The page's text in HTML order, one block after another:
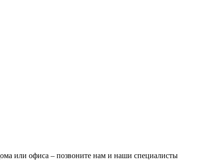
или офиса – позвоните нам и наши специалисты